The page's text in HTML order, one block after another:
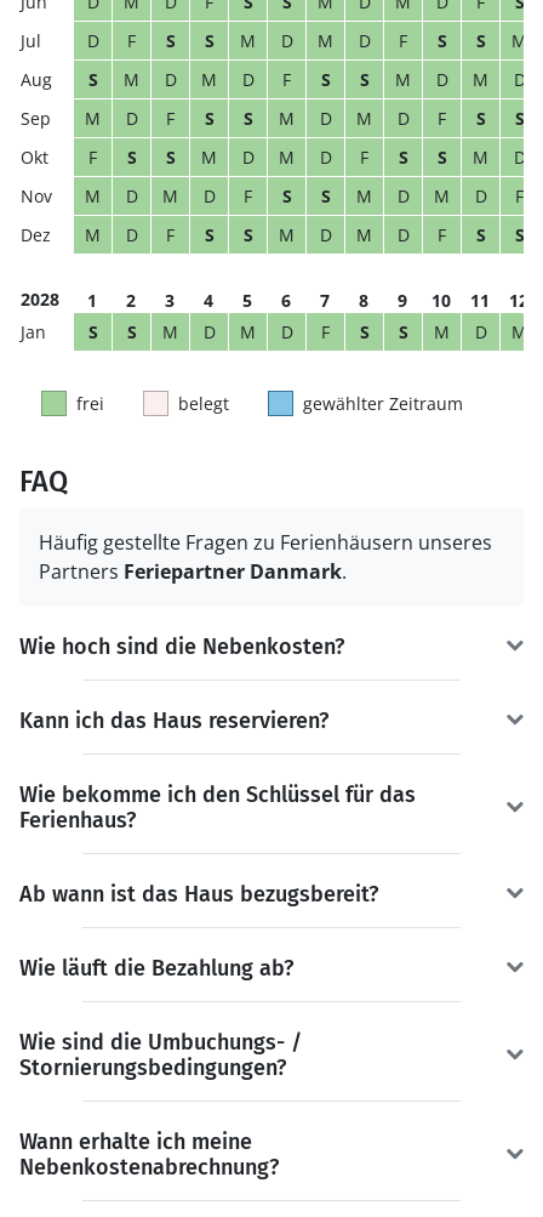
D
F S S M D M D F S S
M
S
M D M D F S S M D M
D
M
D F S S M D M D F S
S
F
S S M D M D F S S M
D
M
D M D F S S M D M D
F
M
D F S S M D M D F S S
2028 1 2 3 4 5 6 7 8 9 10 11
12
S
S M D M D F S S M D M
frei belegt gewählter Zeitraum
FAQ
Häufig gestellte Fragen zu Ferienhäusern unseres
Partners Feriepartner Danmark.
Wie hoch sind die Nebenkosten?
Kann ich das Haus reservieren?
Wie bekomme ich den Schlüssel für das
Ferienhaus?
Ab wann ist das Haus bezugsbereit?
Wie läuft die Bezahlung ab?
Wie sind die Umbuchungs- /
Stornierungsbedingungen?
Wann erhalte ich meine
Nebenkostenabrechnung?